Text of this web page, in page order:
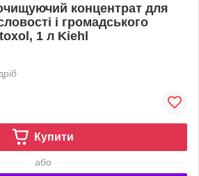
концентрат для
і громадського
1 л Kiehl
Купити
або